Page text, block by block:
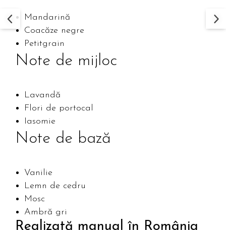
Mandarină
Coacăze negre
Petitgrain
Note de mijloc
Lavandă
Flori de portocal
Iasomie
Note de bază
Vanilie
Lemn de cedru
Mosc
Ambră gri
Realizată manual în România